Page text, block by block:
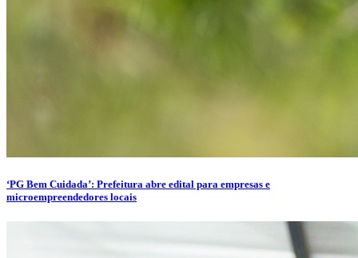
‘PG Bem Cuidada’: Prefeitura abre edital para empresas e
microempreendedores locais